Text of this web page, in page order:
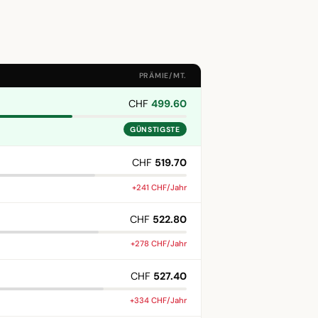
PRÄMIE/MT.
CHF 499.60
GÜNSTIGSTE
CHF 519.70
+241 CHF/Jahr
CHF 522.80
+278 CHF/Jahr
CHF 527.40
+334 CHF/Jahr